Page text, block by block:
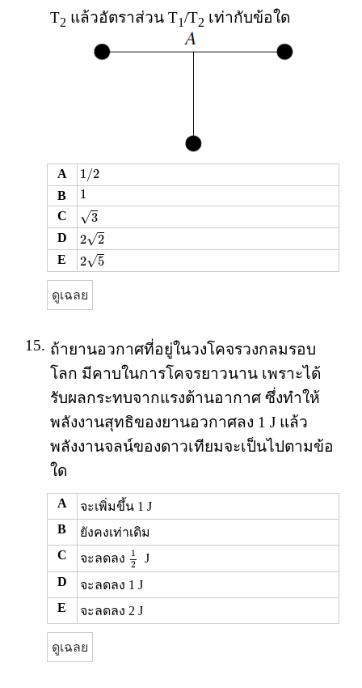
T2 แล้วอัตราส่วน T1/T2 เท่ากับข้อใด
A 1/2
1/2
B 1
1
C √3
3
D 2√2
22
E 2√5
25
ดูเฉลย
15. ถ้ายานอวกาศที่อยู่ในวงโคจรวงกลมรอบ
โลก มีคาบในการโคจรยาวนาน เพราะได้
รับผลกระทบจากแรงต้านอากาศ ซึ่งทำให้
พลังงานสุทธิของยานอวกาศลง 1 J แล้ว
พลังงานจลน์ของดาวเทียมจะเป็นไปตามข้อ
ใด
A
จะเพิ่มขึ้น 1 J
B
ยังคงเท่าเดิม
C
จะลดลง
1
2
12
J
D
จะลดลง 1 J
E
จะลดลง 2 J
ดูเฉลย